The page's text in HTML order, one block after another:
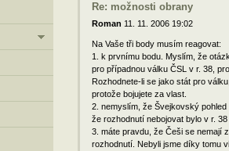
Re: možnosti obrany
Roman 11. 11. 2006 19:02
Na Vaše tři body musím reagovat:
1. k prvnímu bodu. Myslím, že
pro případnou válku ČSL v r. 38,
Rozhodnete-li se jako stát pro
protože bojujete za vlast.
2. nemyslím, že Švejkovský
že rozhodnutí nebojovat bylo v r.
3. máte pravdu, že Češi se nemají
rozhodnutí. Nebyli jsme díky tomu